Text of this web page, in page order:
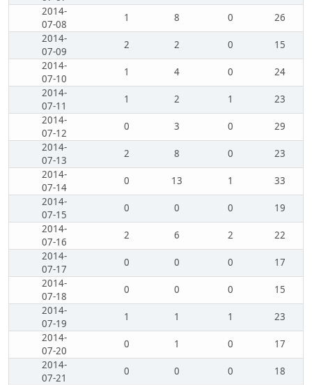
2014-
07-08
1 8 0
26
2014-
07-09
2 2 0
15
2014-
07-10
1 4 0
24
2014-
07-11
1 2 1
23
2014-
07-12
0 3 0
29
2014-
07-13
2 8 0
23
2014-
07-14
0 13 1
33
2014-
07-15
0 0 0
19
2014-
07-16
2 6 2
22
2014-
07-17
0 0 0
17
2014-
07-18
0 0 0
15
2014-
07-19
1 1 1
23
2014-
07-20
0 1 0
17
2014-
07-21
0 0 0
18